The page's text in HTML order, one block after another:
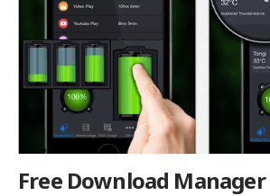
Free Download Manager